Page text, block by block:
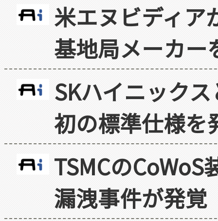
米エヌビディア
基地局メーカー
SKハイニック
初の標準仕様を
TSMCの
漏洩事件が発覚